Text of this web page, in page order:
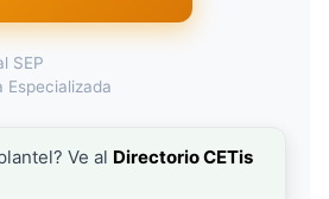
SEP
Ve al Directorio CETis